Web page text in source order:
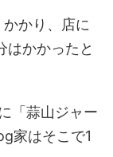
かり、店に
はかかったと
「蒜山ジャー
家はそこで1